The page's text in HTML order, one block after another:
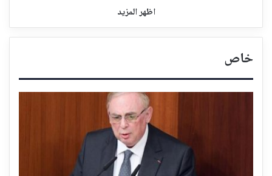
اظهر المزيد
خاص